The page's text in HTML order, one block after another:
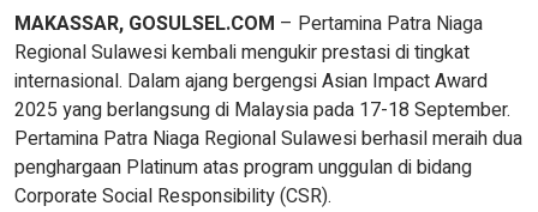
MAKASSAR, GOSULSEL.COM – Pertamina Patra Niaga
Regional Sulawesi kembali mengukir prestasi di tingkat
internasional. Dalam ajang bergengsi Asian Impact Award
2025 yang berlangsung di Malaysia pada 17-18 September.
Pertamina Patra Niaga Regional Sulawesi berhasil meraih dua
penghargaan Platinum atas program unggulan di bidang
Corporate Social Responsibility (CSR).